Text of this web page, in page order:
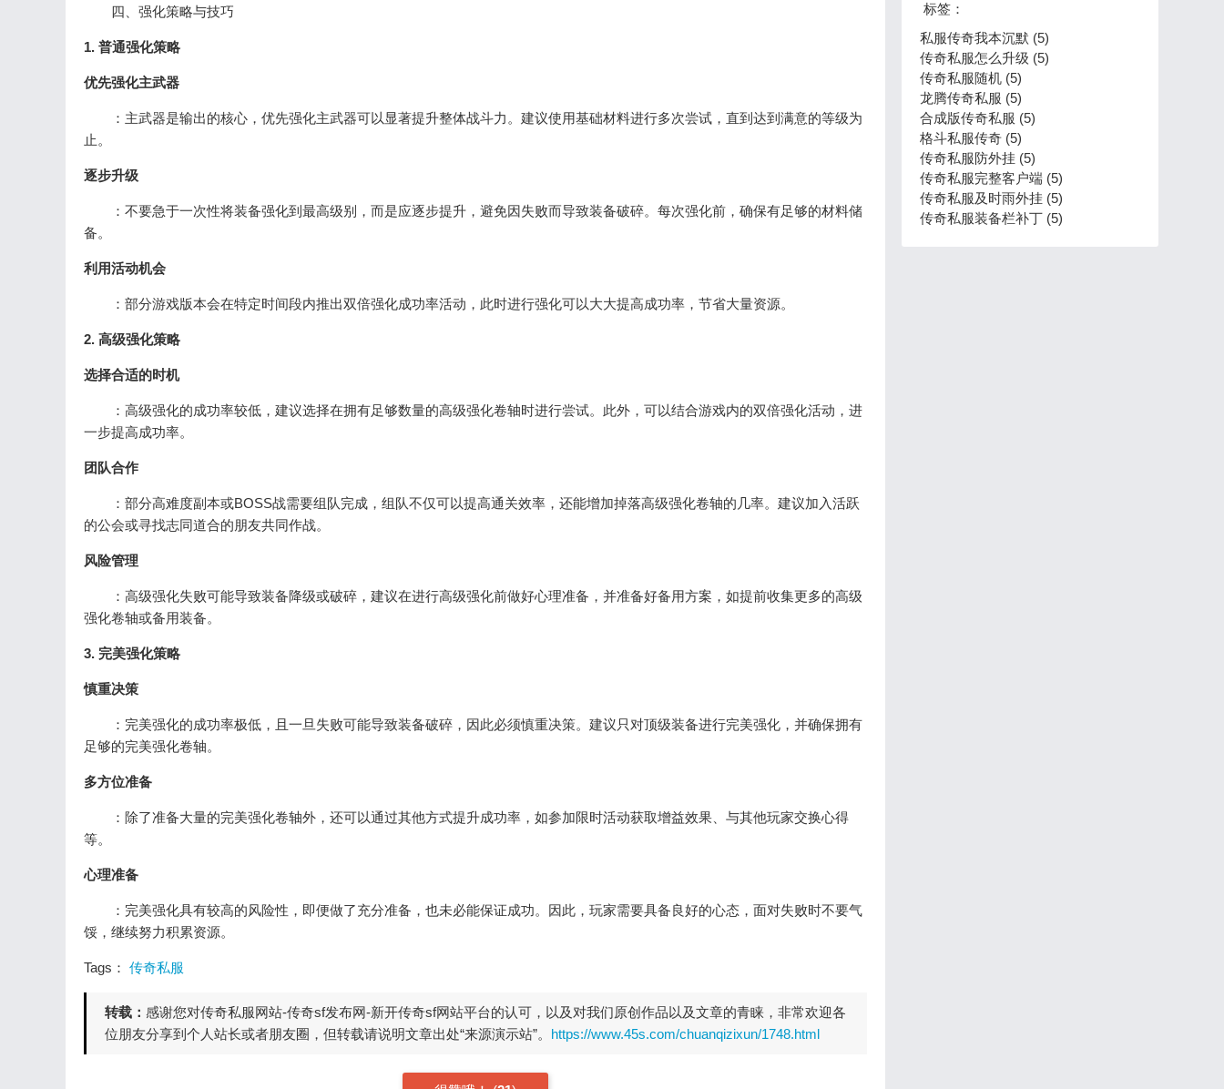
四、强化策略与技巧
1. 普通强化策略
优先强化主武器
：主武器是输出的核心，优先强化主武器可以显著提升整体战斗力。建议使用基础材料进行多次尝试，直到达到满意的等级为
止。
逐步升级
：不要急于一次性将装备强化到最高级别，而是应逐步提升，避免因失败而导致装备破碎。每次强化前，确保有足够的材料储
备。
利用活动机会
：部分游戏版本会在特定时间段内推出双倍强化成功率活动，此时进行强化可以大大提高成功率，节省大量资源。
2. 高级强化策略
选择合适的时机
：高级强化的成功率较低，建议选择在拥有足够数量的高级强化卷轴时进行尝试。此外，可以结合游戏内的双倍强化活动，进
一步提高成功率。
团队合作
：部分高难度副本或BOSS战需要组队完成，组队不仅可以提高通关效率，还能增加掉落高级强化卷轴的几率。建议加入活跃
的公会或寻找志同道合的朋友共同作战。
风险管理
：高级强化失败可能导致装备降级或破碎，建议在进行高级强化前做好心理准备，并准备好备用方案，如提前收集更多的高级
强化卷轴或备用装备。
3. 完美强化策略
慎重决策
：完美强化的成功率极低，且一旦失败可能导致装备破碎，因此必须慎重决策。建议只对顶级装备进行完美强化，并确保拥有
足够的完美强化卷轴。
多方位准备
：除了准备大量的完美强化卷轴外，还可以通过其他方式提升成功率，如参加限时活动获取增益效果、与其他玩家交换心得
等。
心理准备
：完美强化具有较高的风险性，即便做了充分准备，也未必能保证成功。因此，玩家需要具备良好的心态，面对失败时不要气
馁，继续努力积累资源。
Tags： 传奇私服
转载： 感谢您对传奇私服网站-传奇sf发布网-新开传奇sf网站平台的认可，以及对我们原创作品以及文章的青睐，非常欢迎各
位朋友分享到个人站长或者朋友圈，但转载请说明文章出处“来源演示站”。 https://www.45s.com/chuanqizixun/1748.html
标签：
私服传奇我本沉默 (5)
传奇私服怎么升级 (5)
传奇私服随机 (5)
龙腾传奇私服 (5)
合成版传奇私服 (5)
格斗私服传奇 (5)
传奇私服防外挂 (5)
传奇私服完整客户端 (5)
传奇私服及时雨外挂 (5)
传奇私服装备栏补丁 (5)